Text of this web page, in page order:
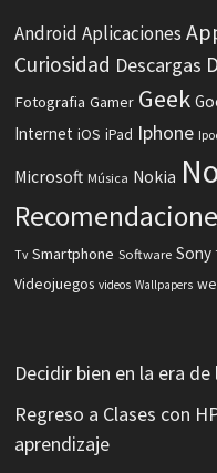
Android Aplicaciones
Curiosidad Descargas
Fotografia Gamer Geek
Internet iOS iPad Iphone
Microsoft Música Nokia
Tv Smartphone Software Sony
Videojuegos videos Wallpapers
Decidir bien en la era
Regreso a Clases con
aprendizaje